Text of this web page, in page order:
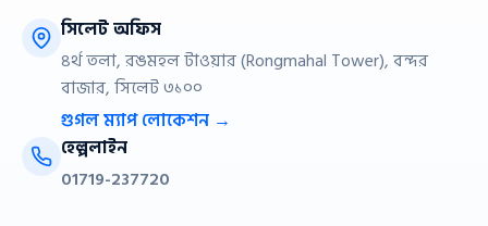
সিলেট অফিস
৪র্থ তলা, রঙমহল টাওয়ার (Rongmahal Tower), বন্দর
বাজার, সিলেট ৩১০০
গুগল ম্যাপ লোকেশন →
হেল্পলাইন
01719-237720